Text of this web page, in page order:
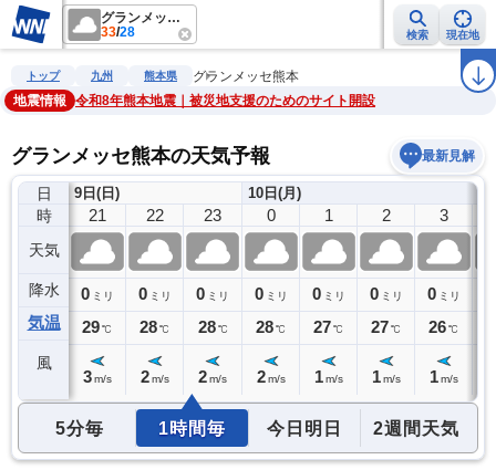
グランメッセ熊本
33/28 検索 現在地
雨雲レーダー 台風情報 地震情報 警報・注意報 ラ
トップ 九州 熊本県
グランメッセ熊本
地震情報
令和8年熊本地震｜被災地支援のためのサイト開設
グランメッセ熊本の天気予報 最新見解
日
時
天気
降水
気温
風
9日(日)
20
0ミリ
29℃
21
0 ミリ
29℃
3 m/s
22
0 ミリ
28℃
2 m/s
23
0 ミリ
28 ℃
2m/s
10日(月)
0
0 ミリ
28℃
2 m/s
1
0 ミリ
27℃
1 m/s
2
0 ミリ
27℃
1 m/s
3
0 ミリ
26℃
1 m/s
5分毎 1時間毎 今日明日 2週間天気